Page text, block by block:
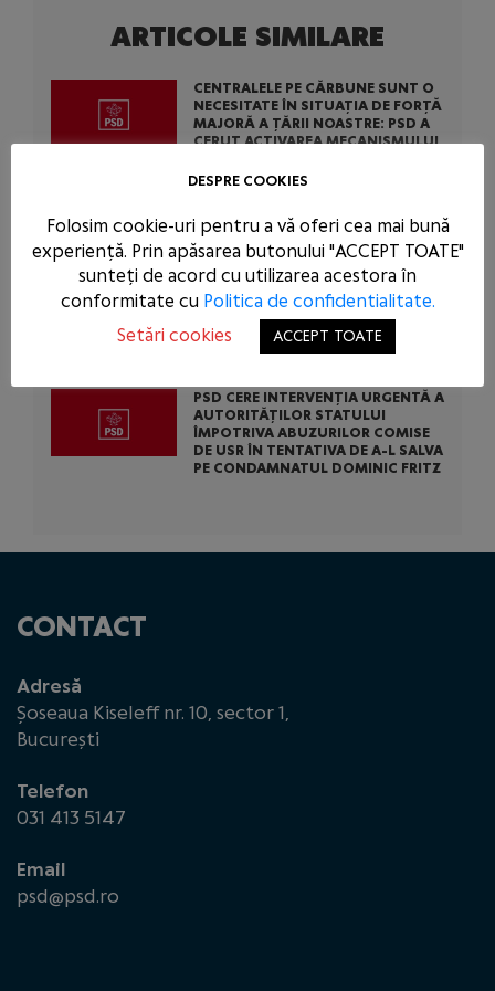
ARTICOLE SIMILARE
CENTRALELE PE CĂRBUNE SUNT O
NECESITATE ÎN SITUAȚIA DE FORȚĂ
MAJORĂ A ȚĂRII NOASTRE: PSD A
CERUT ACTIVAREA MECANISMULUI
ARE OBLIGAȚIA SĂ SUSȚINĂ
PSD CONDAMNĂ ACȚIUNEA
SCANDALOASĂ A USR ȘI PNL: AU
BLOCAT 771 DE MILIOANE DE EURO
DIN BANII EUROPENI AI ROMÂNIEI
PENTRU A-L SCĂPA PE
CONDAMNATUL DOMINIC FRITZ
PSD CERE INTERVENȚIA URGENTĂ A
AUTORITĂȚILOR STATULUI
ÎMPOTRIVA ABUZURILOR COMISE
DE USR ÎN TENTATIVA DE A-L SALVA
PE CONDAMNATUL DOMINIC FRITZ
CONTACT
Adresă
Șoseaua Kiseleff nr. 10, sector 1,
București
Telefon
031 413 5147
Email
psd@psd.ro
DESPRE COOKIES
Folosim cookie-uri pentru a vă oferi cea mai bună
experiență. Prin apăsarea butonului "ACCEPT TOATE"
sunteți de acord cu utilizarea acestora în
conformitate cu Politica de confidentialitate.
Setări cookies
ACCEPT TOATE